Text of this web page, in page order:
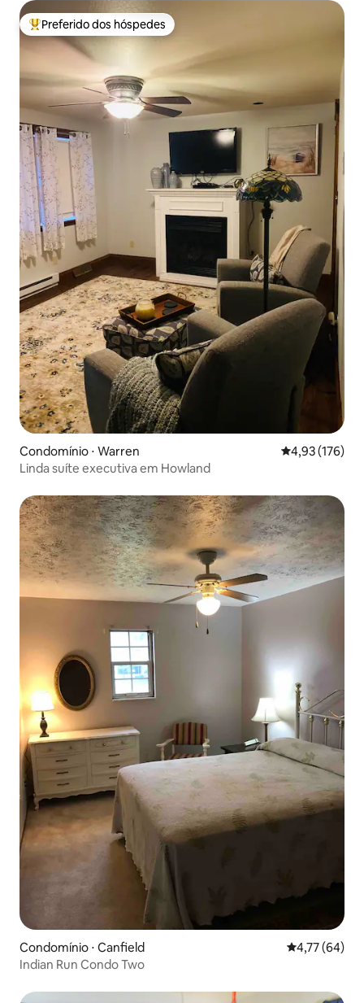
Entre os melhores preferidos dos hóspedes
Preferido dos hóspedes
Condomínio ⋅ Warren 4,93 de uma
4,93 (176)
Linda suíte executiva em Howland
Condomínio ⋅ Canfield 4,77 de uma
4,77 (64)
Indian Run Condo Two